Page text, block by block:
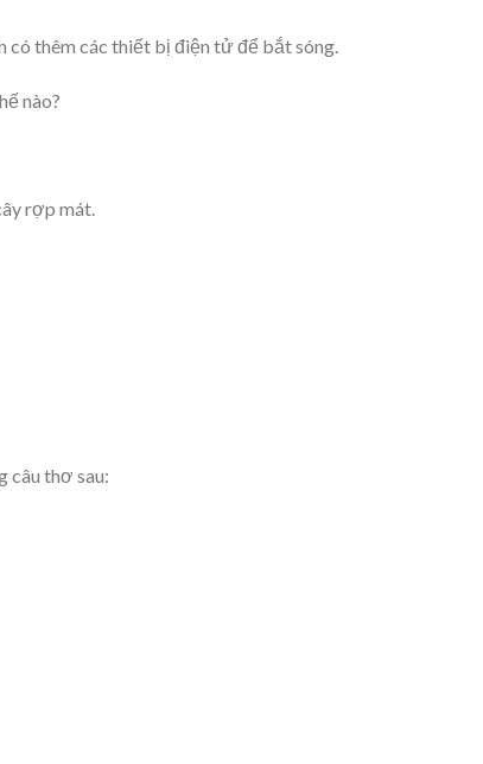
thêm các thiết bị điện tử để bắt sóng.
nào?
rợp mát.
câu thơ sau: